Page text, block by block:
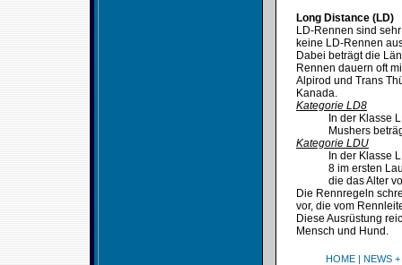
Long Distance (LD)
LD-Rennen sind
keine LD-Rennen
Dabei beträgt die
Rennen dauern oft
Alpirod und Trans
Kanada.
Kategorie LD8
In der Klasse
Mushers
Kategorie LDU
In der Klasse
8 im ersten
die das Alter
Die Rennregeln
vor, die vom
Diese Ausrüstung
Mensch und Hund.
HOME| NEWS